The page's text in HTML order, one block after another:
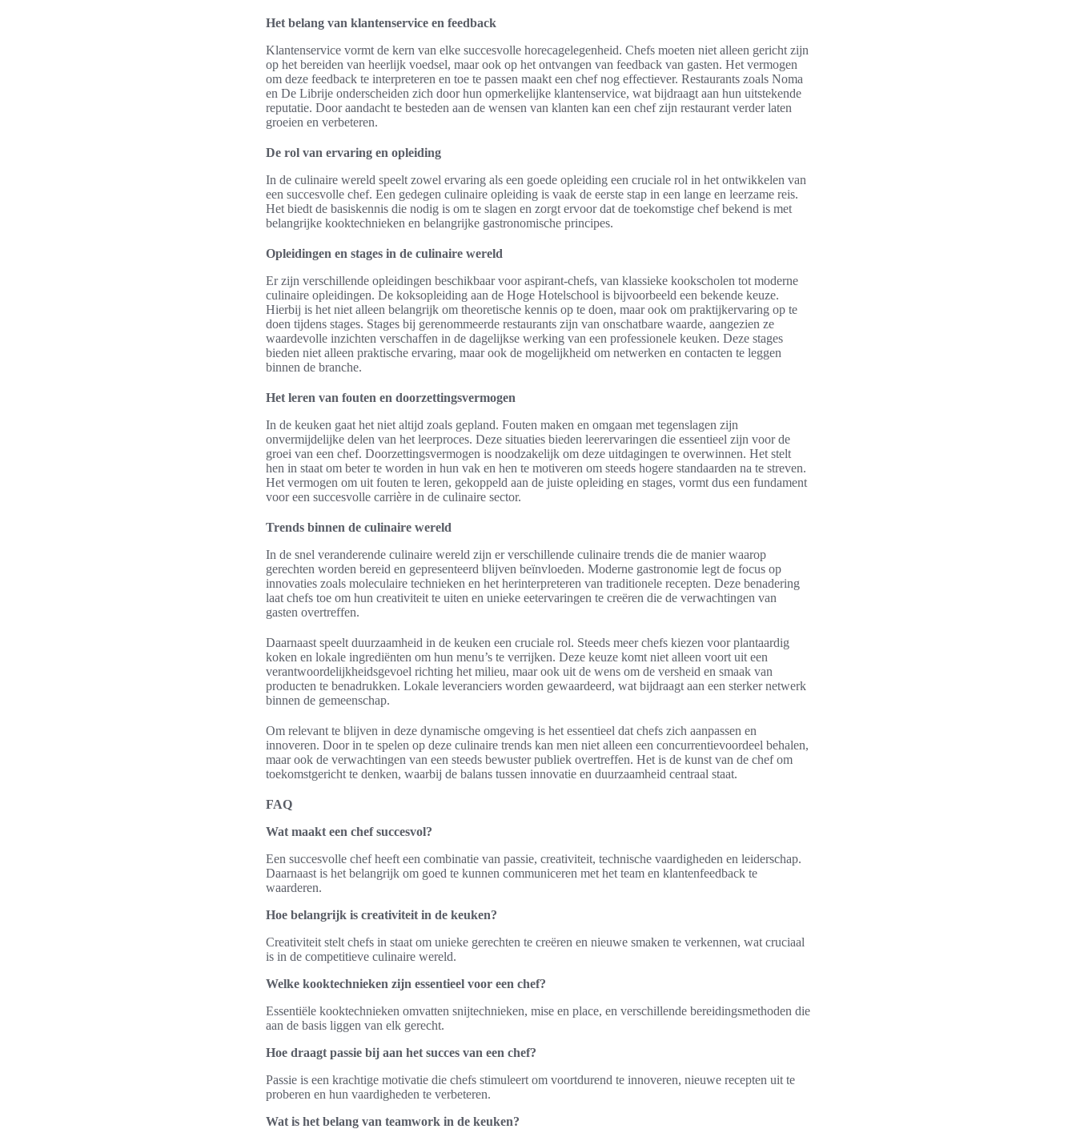
Het belang van klantenservice en feedback
Klantenservice vormt de kern van elke succesvolle horecagelegenheid. Chefs moeten niet alleen gericht zijn
op het bereiden van heerlijk voedsel, maar ook op het ontvangen van feedback van gasten. Het vermogen
om deze feedback te interpreteren en toe te passen maakt een chef nog effectiever. Restaurants zoals Noma
en De Librije onderscheiden zich door hun opmerkelijke klantenservice, wat bijdraagt aan hun uitstekende
reputatie. Door aandacht te besteden aan de wensen van klanten kan een chef zijn restaurant verder laten
groeien en verbeteren.
De rol van ervaring en opleiding
In de culinaire wereld speelt zowel ervaring als een goede opleiding een cruciale rol in het ontwikkelen van
een succesvolle chef. Een gedegen culinaire opleiding is vaak de eerste stap in een lange en leerzame reis.
Het biedt de basiskennis die nodig is om te slagen en zorgt ervoor dat de toekomstige chef bekend is met
belangrijke kooktechnieken en belangrijke gastronomische principes.
Opleidingen en stages in de culinaire wereld
Er zijn verschillende opleidingen beschikbaar voor aspirant-chefs, van klassieke kookscholen tot moderne
culinaire opleidingen. De koksopleiding aan de Hoge Hotelschool is bijvoorbeeld een bekende keuze.
Hierbij is het niet alleen belangrijk om theoretische kennis op te doen, maar ook om praktijkervaring op te
doen tijdens stages. Stages bij gerenommeerde restaurants zijn van onschatbare waarde, aangezien ze
waardevolle inzichten verschaffen in de dagelijkse werking van een professionele keuken. Deze stages
bieden niet alleen praktische ervaring, maar ook de mogelijkheid om netwerken en contacten te leggen
binnen de branche.
Het leren van fouten en doorzettingsvermogen
In de keuken gaat het niet altijd zoals gepland. Fouten maken en omgaan met tegenslagen zijn
onvermijdelijke delen van het leerproces. Deze situaties bieden leerervaringen die essentieel zijn voor de
groei van een chef. Doorzettingsvermogen is noodzakelijk om deze uitdagingen te overwinnen. Het stelt
hen in staat om beter te worden in hun vak en hen te motiveren om steeds hogere standaarden na te streven.
Het vermogen om uit fouten te leren, gekoppeld aan de juiste opleiding en stages, vormt dus een fundament
voor een succesvolle carrière in de culinaire sector.
Trends binnen de culinaire wereld
In de snel veranderende culinaire wereld zijn er verschillende culinaire trends die de manier waarop
gerechten worden bereid en gepresenteerd blijven beïnvloeden. Moderne gastronomie legt de focus op
innovaties zoals moleculaire technieken en het herinterpreteren van traditionele recepten. Deze benadering
laat chefs toe om hun creativiteit te uiten en unieke eetervaringen te creëren die de verwachtingen van
gasten overtreffen.
Daarnaast speelt duurzaamheid in de keuken een cruciale rol. Steeds meer chefs kiezen voor plantaardig
koken en lokale ingrediënten om hun menu’s te verrijken. Deze keuze komt niet alleen voort uit een
verantwoordelijkheidsgevoel richting het milieu, maar ook uit de wens om de versheid en smaak van
producten te benadrukken. Lokale leveranciers worden gewaardeerd, wat bijdraagt aan een sterker netwerk
binnen de gemeenschap.
Om relevant te blijven in deze dynamische omgeving is het essentieel dat chefs zich aanpassen en
innoveren. Door in te spelen op deze culinaire trends kan men niet alleen een concurrentievoordeel behalen,
maar ook de verwachtingen van een steeds bewuster publiek overtreffen. Het is de kunst van de chef om
toekomstgericht te denken, waarbij de balans tussen innovatie en duurzaamheid centraal staat.
FAQ
Wat maakt een chef succesvol?
Een succesvolle chef heeft een combinatie van passie, creativiteit, technische vaardigheden en leiderschap.
Daarnaast is het belangrijk om goed te kunnen communiceren met het team en klantenfeedback te
waarderen.
Hoe belangrijk is creativiteit in de keuken?
Creativiteit stelt chefs in staat om unieke gerechten te creëren en nieuwe smaken te verkennen, wat cruciaal
is in de competitieve culinaire wereld.
Welke kooktechnieken zijn essentieel voor een chef?
Essentiële kooktechnieken omvatten snijtechnieken, mise en place, en verschillende bereidingsmethoden die
aan de basis liggen van elk gerecht.
Hoe draagt passie bij aan het succes van een chef?
Passie is een krachtige motivatie die chefs stimuleert om voortdurend te innoveren, nieuwe recepten uit te
proberen en hun vaardigheden te verbeteren.
Wat is het belang van teamwork in de keuken?